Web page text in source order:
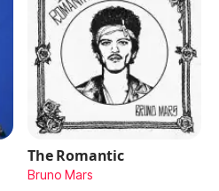
The Romantic
Bruno Mars